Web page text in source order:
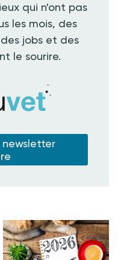
qui n'ont pas
les mois, des
jobs et des
le sourire.